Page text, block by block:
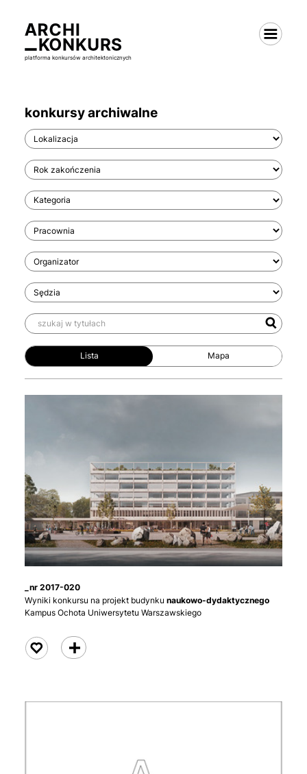
platforma konkursów architektonicznych
konkursy archiwalne
Lista
_nr 2017-020
Wyniki konkursu na projekt budynku naukowo-dydaktycznego
Kampus Ochota Uniwersytetu Warszawskiego
czytaj